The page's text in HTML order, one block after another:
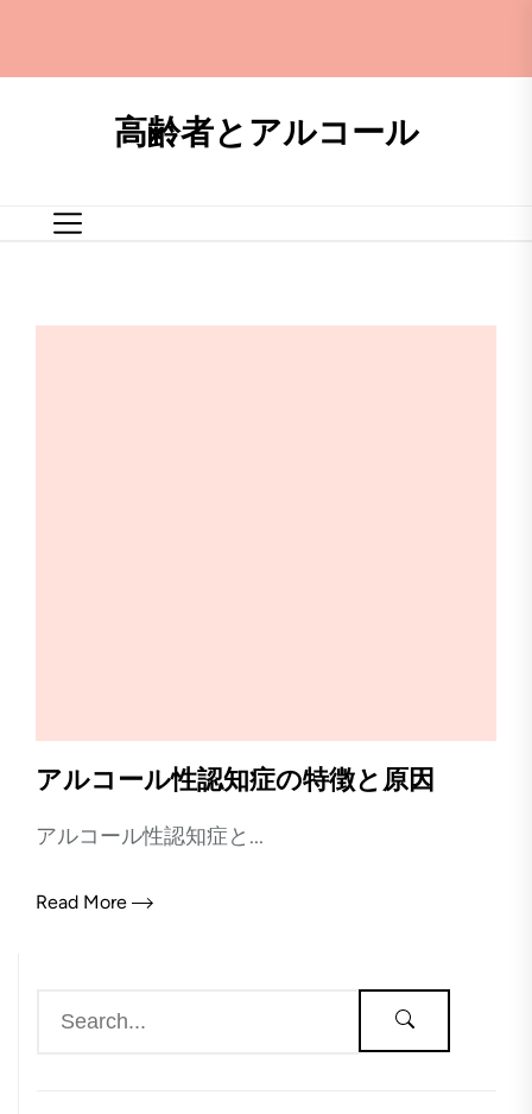
the
高齢者とアルコール
アルコール性認知症の特徴と原因
アルコール性認知症と...
Read More